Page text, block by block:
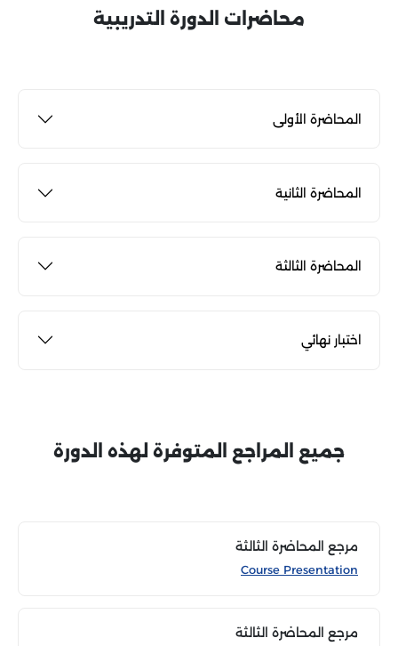
محاضرات الدورة التدريبية
المحاضرة الأولى
المحاضرة الثانية
المحاضرة الثالثة
اختبار نهائي
جميع المراجع المتوفرة لهذه الدورة
مرجع المحاضرة الثالثة
Course Presentation
مرجع المحاضرة الثالثة